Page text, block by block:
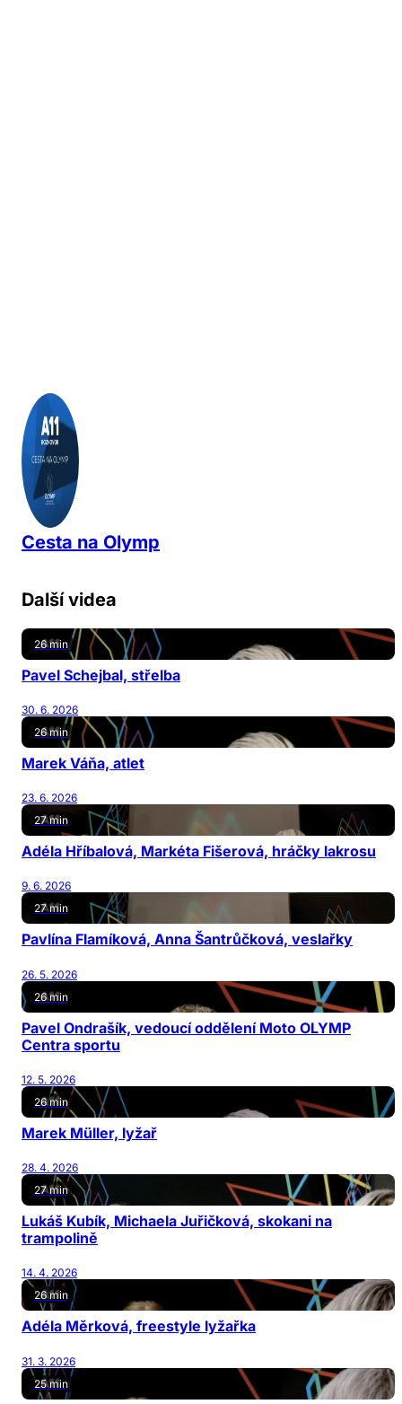
Cesta na Olymp
Další videa
26 min
Pavel Schejbal, střelba
30. 6. 2026
26 min
Marek Váňa, atlet
23. 6. 2026
27 min
Adéla Hříbalová, Markéta Fišerová, hráčky lakrosu
9. 6. 2026
27 min
Pavlína Flamíková, Anna Šantrůčková, veslařky
26. 5. 2026
26 min
Pavel Ondrašík, vedoucí oddělení Moto OLYMP
Centra sportu
12. 5. 2026
26 min
Marek Müller, lyžař
28. 4. 2026
27 min
Lukáš Kubík, Michaela Juřičková, skokani na
trampolině
14. 4. 2026
26 min
Adéla Měrková, freestyle lyžařka
31. 3. 2026
25 min